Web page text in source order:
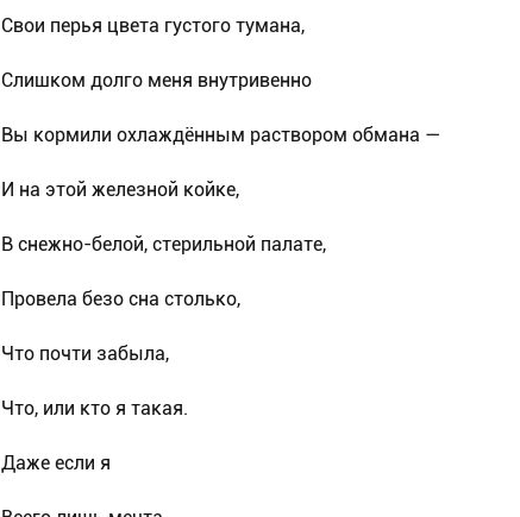
Свои перья цвета густого тумана,
Слишком долго меня внутривенно
Вы кормили охлаждённым раствором обмана —
И на этой железной койке,
В снежно-белой, стерильной палате,
Провела безо сна столько,
Что почти забыла,
Что, или кто я такая.
Даже если я